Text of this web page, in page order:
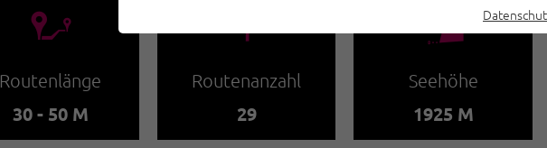
🔹
Routenlänge
30 - 50 M
🍫
Routenanzahl
29
🞱
Seehöhe
1925 M